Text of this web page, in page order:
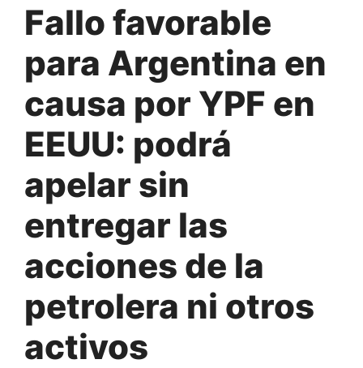
Fallo favorable
para Argentina en
causa por YPF en
EEUU: podrá
apelar sin
entregar las
acciones de la
petrolera ni otros
activos